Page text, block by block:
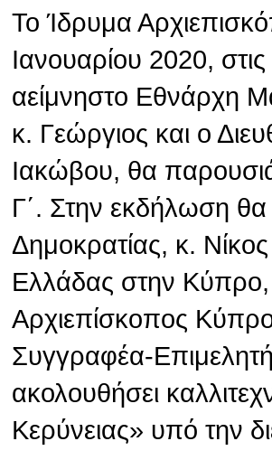
Το Ίδρυμα
Ιανουαρίου 2020,
αείμνηστο Εθνάρχη
κ. Γεώργιος και ο
Ιακώβου, θα
Γ΄. Στην εκδήλωση
Δημοκρατίας, κ.
Ελλάδας στην Κύπρο,
Αρχιεπίσκοπος
Συγγραφέα-
ακολουθήσει
Κερύνειας» υπό την